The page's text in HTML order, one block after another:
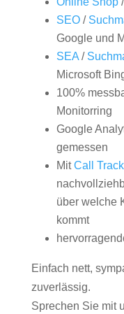
SEO/
Google und
SEA/
Microsoft
100%
Monitorring
Google
gemessen
MitCall
über welche
kommt
Einfach nett,
zuverlässig.
Sprechen Sie mit